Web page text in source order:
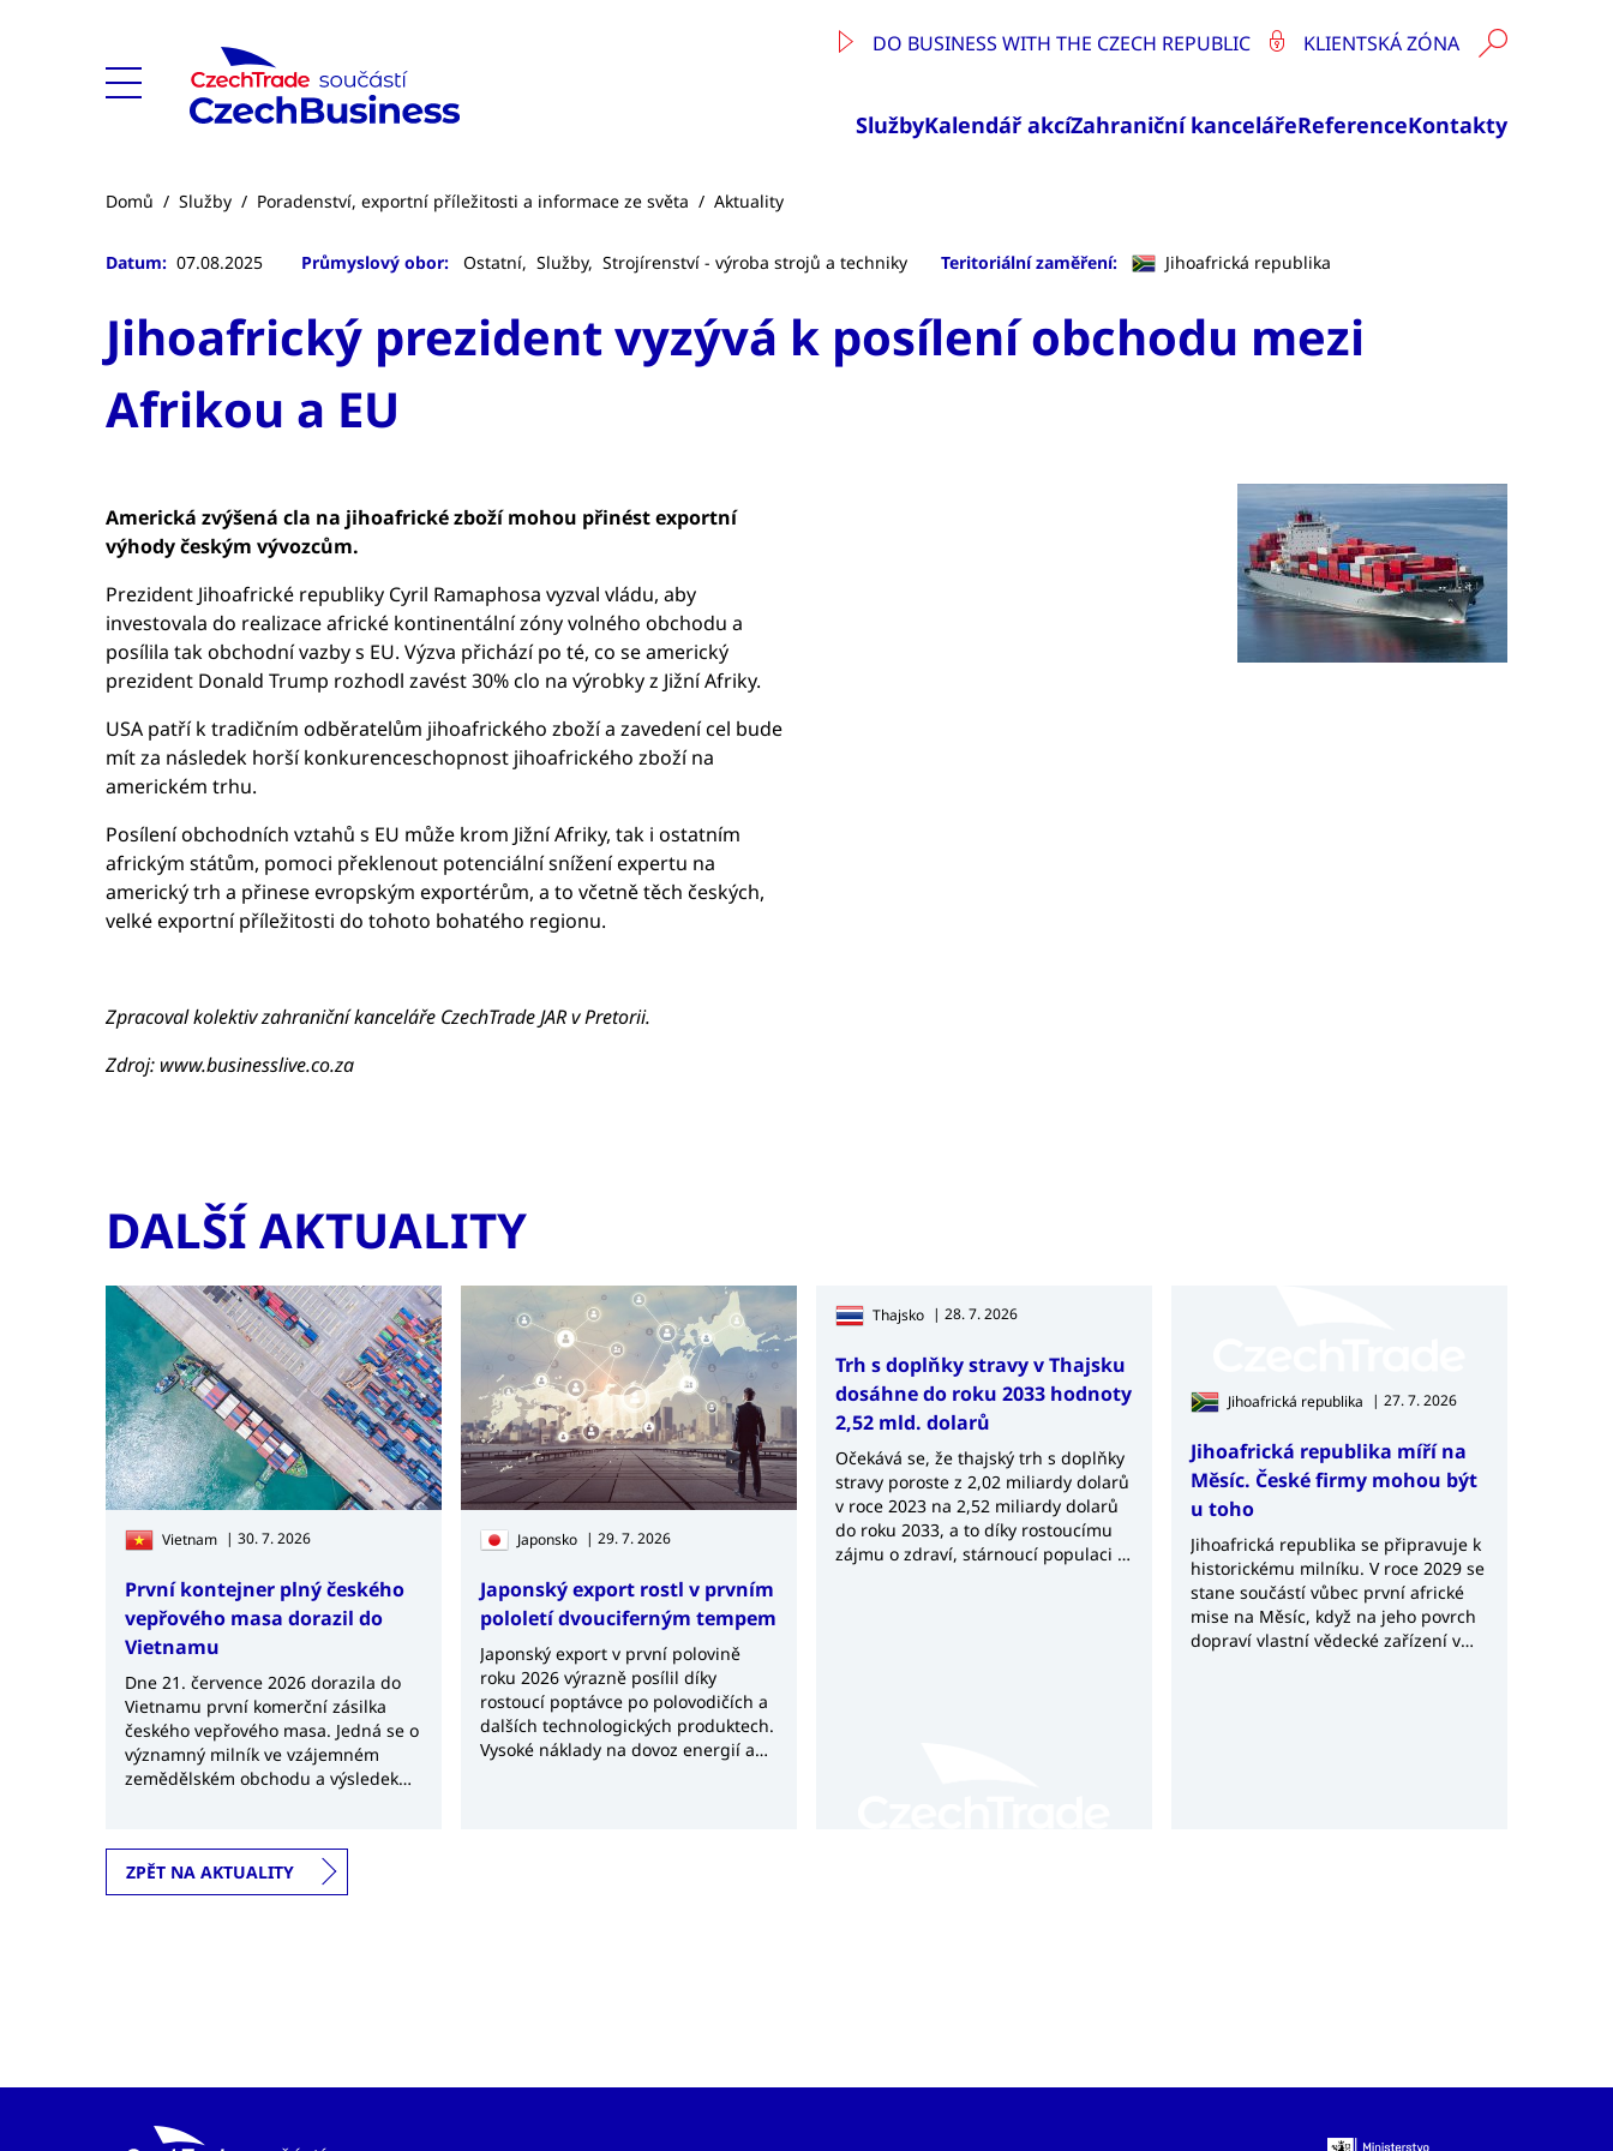
DO BUSINESS WITH THE CZECH REPUBLIC KLIENTSKÁ ZÓNA
SlužbyKalendář akcíZahraniční kancelářeReferenceKontakty
Domů / Služby / Poradenství, exportní příležitosti a informace ze světa / Aktuality
Datum: 07.08.2025 Průmyslový obor: Ostatní, Služby, Strojírenství - výroba strojů a techniky Teritoriální zaměření: Jihoafrická republika
Jihoafrický prezident vyzývá k posílení obchodu mezi
Afrikou a EU
Americká zvýšená cla na jihoafrické zboží mohou přinést exportní
výhody českým vývozcům.
Prezident Jihoafrické republiky Cyril Ramaphosa vyzval vládu, aby
investovala do realizace africké kontinentální zóny volného obchodu a
posílila tak obchodní vazby s EU. Výzva přichází po té, co se americký
prezident Donald Trump rozhodl zavést 30% clo na výrobky z Jižní Afriky.
USA patří k tradičním odběratelům jihoafrického zboží a zavedení cel bude
mít za následek horší konkurenceschopnost jihoafrického zboží na
americkém trhu.
Posílení obchodních vztahů s EU může krom Jižní Afriky, tak i ostatním
africkým státům, pomoci překlenout potenciální snížení expertu na
americký trh a přinese evropským exportérům, a to včetně těch českých,
velké exportní příležitosti do tohoto bohatého regionu.
Zpracoval kolektiv zahraniční kanceláře CzechTrade JAR v Pretorii.
Zdroj: www.businesslive.co.za
DALŠÍ AKTUALITY
Vietnam | 30. 7. 2026
První kontejner plný českého
vepřového masa dorazil do
Vietnamu
Dne 21. července 2026 dorazila do
Vietnamu první komerční zásilka
českého vepřového masa. Jedná se o
významný milník ve vzájemném
zemědělském obchodu a výsledek
Japonsko | 29. 7. 2026
Japonský export rostl v prvním
pololetí dvouciferným tempem
Japonský export v první polovině
roku 2026 výrazně posílil díky
rostoucí poptávce po polovodičích a
dalších technologických produktech.
Vysoké náklady na dovoz energií a
Thajsko | 28. 7. 2026
Trh s doplňky stravy v Thajsku
dosáhne do roku 2033 hodnoty
2,52 mld. dolarů
Očekává se, že thajský trh s doplňky
stravy poroste z 2,02 miliardy dolarů
v roce 2023 na 2,52 miliardy dolarů
do roku 2033, a to díky rostoucímu
zájmu o zdraví, stárnoucí populaci a
Jihoafrická republika | 27. 7. 2026
Jihoafrická republika míří na
Měsíc. České firmy mohou být
u toho
Jihoafrická republika se připravuje k
historickému milníku. V roce 2029 se
stane součástí vůbec první africké
mise na Měsíc, když na jeho povrch
dopraví vlastní vědecké zařízení v
ZPĚT NA AKTUALITY